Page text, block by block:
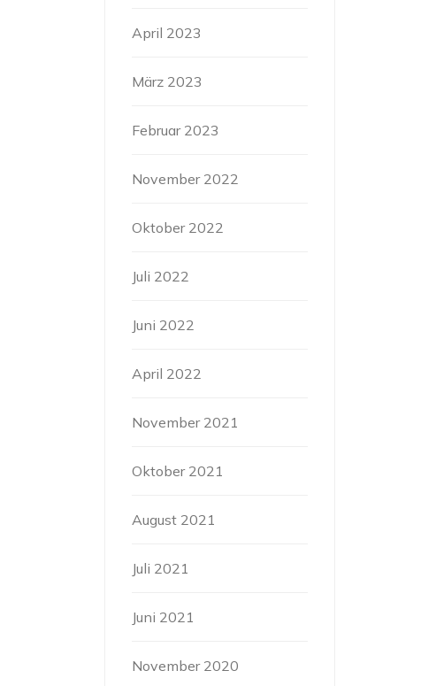
April 2023
März 2023
Februar 2023
November 2022
Oktober 2022
Juli 2022
Juni 2022
April 2022
November 2021
Oktober 2021
August 2021
Juli 2021
Juni 2021
November 2020